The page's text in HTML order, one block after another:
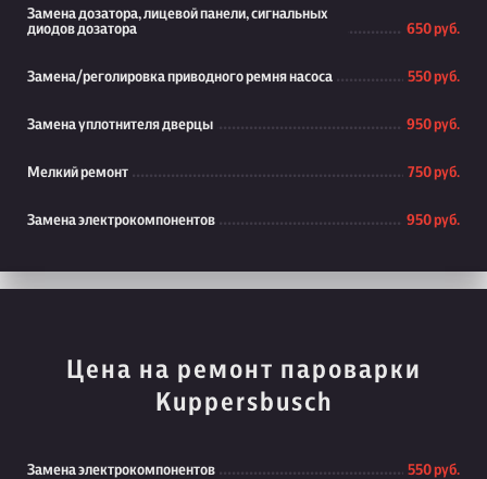
Замена дозатора, лицевой панели, сигнальных
диодов дозатора
650 руб.
Замена/реголировка приводного ремня насоса 550 руб.
Замена уплотнителя дверцы 950 руб.
Мелкий ремонт 750 руб.
Замена электрокомпонентов 950 руб.
Цена на ремонт пароварки
Kuppersbusch
Замена электрокомпонентов 550 руб.